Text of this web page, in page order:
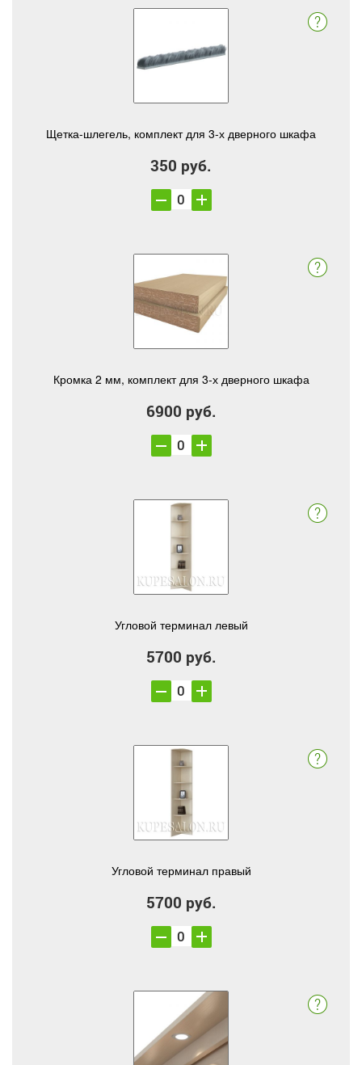
Щетка-шлегель, комплект для 3-х дверного шкафа
350 руб.
Кромка 2 мм, комплект для 3-х дверного шкафа
6900 руб.
Угловой терминал левый
5700 руб.
Угловой терминал правый
5700 руб.